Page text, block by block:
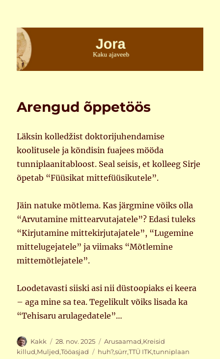
Jora
Arengud õppetöös
Läksin kolledžist doktorijuhendamise
koolitusele ja kõndisin fuajees mööda
tunniplaanitabloost. Seal seisis, et kolleeg Sirje
õpetab “Füüsikat mittefüüsikutele”.
Jäin natuke mõtlema. Kas järgmine võiks olla
“Arvutamine mittearvutajatele”? Edasi tuleks
“Kirjutamine mittekirjutajatele”, “Lugemine
mittelugejatele” ja viimaks “Mõtlemine
mittemõtlejatele”.
Loodetavasti siiski asi nii düstoopiaks ei keera
– aga mine sa tea. Tegelikult võiks lisada ka
“Tehisaru arulagedatele”…
Autor
Kakk Postitatud
28. nov. 2025 Rubriigid
Arusaamad,Kreisid
killud,Muljed,Tööasjad Sildid
huh?,sürr,TTÜ ITK,tunniplaan